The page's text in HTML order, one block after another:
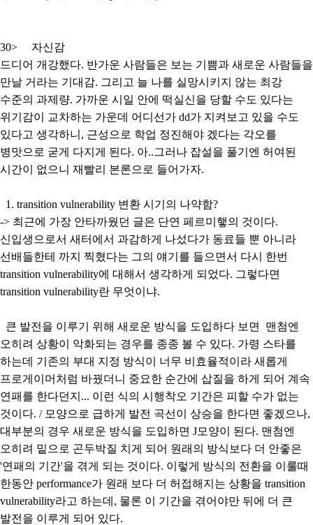
30> 자신감
드디어 개강했다. 반가운 사람들은 보는 기쁨과 새로운 사람들을
만날 거라는 기대감. 그리고 늘 나를 실망시키지 않는 최강
수준의 과제량. 가까운 시일 안에 떡실신을 당할 수도 있다는
위기감이 교차하는 가운데 어디선가 dd가 지켜보고 있을 수도
있다고 생각하니, 근성으로 학업 정진해야 겠다는 각오를
병맛으로 굳게 다지게 된다. 아..그러나 잡설을 풀기엔 허여된
시간이 없으니 재빨리 본론으로 들어가자.
1. transition vulnerability 변환 시기의 나약함?
-> 최근에 가장 안타까웠던 글은 단연 페르미햏의 것이다.
신입생으로서 새터에서 과감하게 나섰다가 동료들 뿐 아니라
선배들한테 까지 찍혔다는 그의 얘기를 들으면서 다시 한번
transition vulnerability에 대해서 생각하게 되었다. 그렇다면
transition vulnerability란 무엇이냐.
큰 발전을 이루기 위해 새로운 방식을 도입하다 보면 맨첨엔
오히려 상황이 악화되는 경우를 종종 볼 수 있다. 가령 스타를
하는데 기존의 부대 지정 방식이 너무 비효율적이라 새롭게
프로게이머처럼 바꿨더니 중요한 순간에 삽질을 하게 되어 계속
연패를 한다던지... 이런 식의 시행착오 기간은 피할 수가 없는
것이다. / 모양으로 급하게 발전 곡선이 상승을 한다면 좋겠으나,
대부분의 경우 새로운 방식을 도입하면 J모양이 된다. 맨첨엔
오히려 밑으로 곤두박질 치게 되어 원래의 방식보다 더 안좋은
'연패의 기간'을 겪게 되는 것이다. 이렇게 방식의 전환을 이룰때
한동안 performance가 원래 보다 더 허접해지는 상황을 transition
vulnerability라고 하는데, 물론 이 기간을 겪어야만 뒤에 더 큰
발전을 이루게 되어 있다.